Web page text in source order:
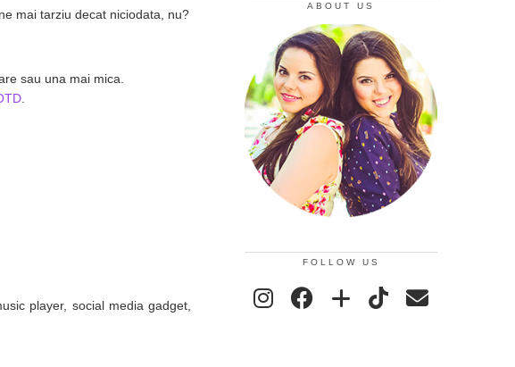
mai tarziu decat niciodata, nu?
sau una mai mica.
player, social media gadget,
ABOUT US
FOLLOW US